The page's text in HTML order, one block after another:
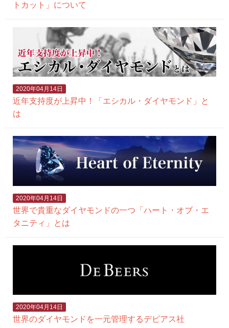
トカット」について
2020年04月14日
近年支持度が上昇中！「エシカル・ダイヤモンド」と
は
2020年04月14日
世界で貴重なダイヤモンドの一つ「ハート・オブ・エ
タニティ」とは
2020年04月14日
世界のダイヤモンドを一元管理するデビアス社